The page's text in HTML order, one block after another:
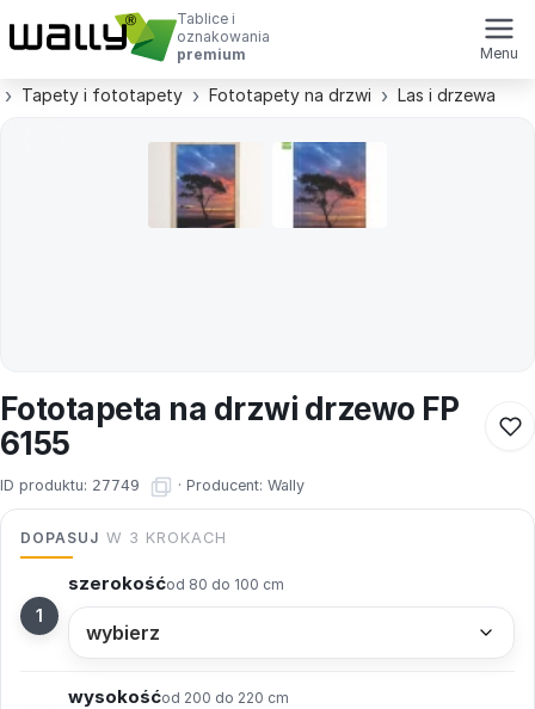
Tablice i
oznakowania
premium
Menu
Tapety i fototapety Fototapety na drzwi Las i drzewa
Fototapeta na drzwi drzewo FP
6155
ID produktu: 27749 · Producent: Wally
DOPASUJ W 3 KROKACH
szerokośćod 80 do 100 cm
wysokośćod 200 do 220 cm